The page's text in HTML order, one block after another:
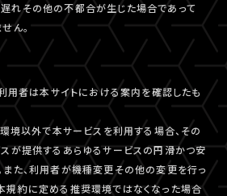
れその他の不都合が生じた場合であって
ん。
用者は本サイトにおける案内を確認したも
境以外で本サービスを利用する場合、その
スが提供するあらゆるサービスの円滑かつ安
また、利用者が機種変更その他の変更を行っ
規約に定める推奨環境ではなくなった場合